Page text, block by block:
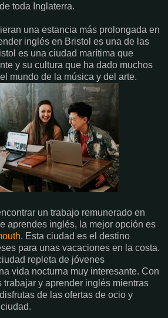
toda Inglaterra.
una estancia más prolongada en
inglés en Bristol es una de las
es una ciudad marítima que
y su cultura que ha dado muchos
mundo de la música y del arte.
un trabajo remunerado en
aprendes inglés, la mejor opción es
. Esta ciudad es el destino
para unas vacaciones en la costa.
repleta de jóvenes
vida nocturna muy interesante. Con
trabajar y aprender inglés mientras
de las ofertas de ocio y